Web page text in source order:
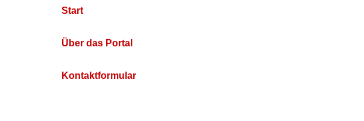
Start
Über das Portal
Kontaktformular